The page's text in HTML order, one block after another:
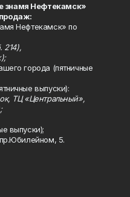
знамя Нефтекамск»
Нефтекамск» по
214),
города (пятничные
выпуски):
ТЦ «Центральный»,
выпуски);
5.